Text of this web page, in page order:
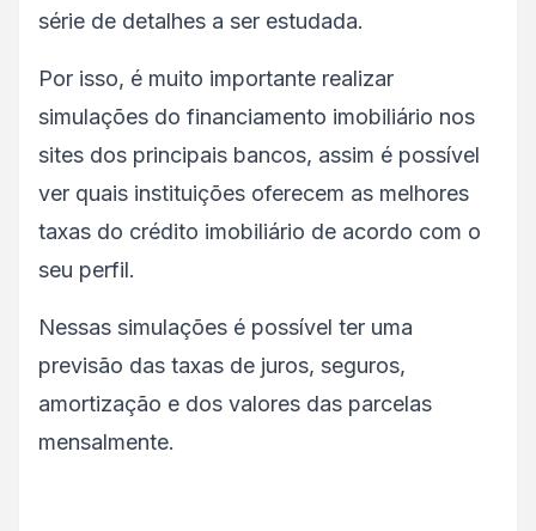
série de detalhes a ser estudada.
Por isso, é muito importante realizar
simulações do financiamento imobiliário nos
sites dos principais bancos, assim é possível
ver quais instituições oferecem as melhores
taxas do crédito imobiliário de acordo com o
seu perfil.
Nessas simulações é possível ter uma
previsão das taxas de juros, seguros,
amortização e dos valores das parcelas
mensalmente.